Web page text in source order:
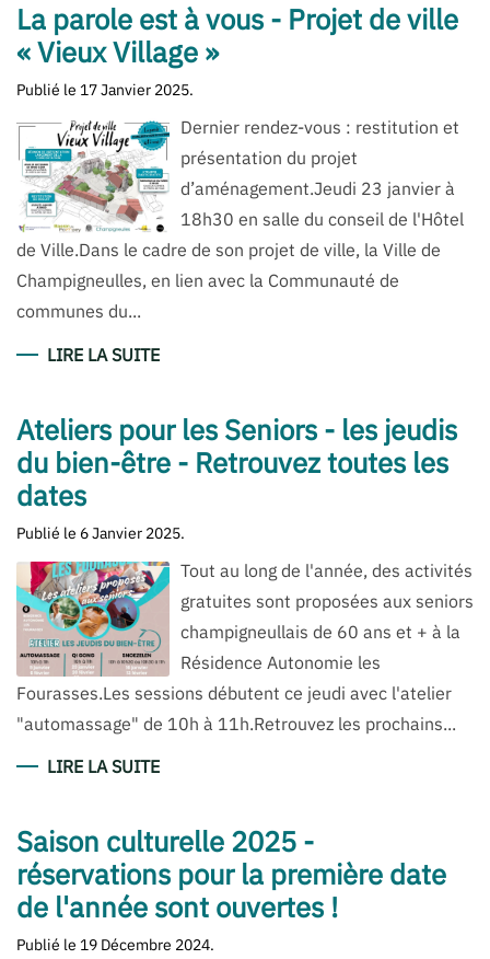
La parole est à vous - Projet de ville
« Vieux Village »
Publié le 17 Janvier 2025.
Dernier rendez-vous : restitution et
présentation du projet
d’aménagement.Jeudi 23 janvier à
18h30 en salle du conseil de l'Hôtel
de Ville.Dans le cadre de son projet de ville, la Ville de
Champigneulles, en lien avec la Communauté de
communes du...
LIRE LA SUITE
Ateliers pour les Seniors - les jeudis
du bien-être - Retrouvez toutes les
dates
Publié le 6 Janvier 2025.
Tout au long de l'année, des activités
gratuites sont proposées aux seniors
champigneullais de 60 ans et + à la
Résidence Autonomie les
Fourasses.Les sessions débutent ce jeudi avec l'atelier
"automassage" de 10h à 11h.Retrouvez les prochains...
LIRE LA SUITE
Saison culturelle 2025 -
réservations pour la première date
de l'année sont ouvertes !
Publié le 19 Décembre 2024.